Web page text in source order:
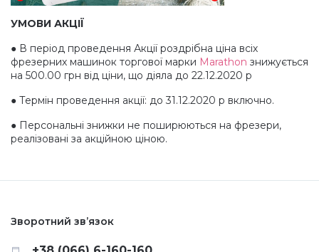
Гель-фарба Art Gel
4D гель-пластилін для ліплення
Лосьйони та креми для рук і ніг
Ремувери для педикюру
Скраби і пілінги
Засоби для обробки порізів
Насадки корундові
Насадки полірувальні
Насадки для педикюру, пододиски
Лампи для манікюру
Пилки, бафи, полірувальники
Пензлики для нігтів
Лаки та лікувальні засоби
Аксесуари, пінцети
Хна для біотату і брів
Трафарети для тату, біотату
Мікс
Мікс Осінь
Мікс Різдво
3D Трикутники
УМОВИ АКЦІЇ
● В період проведення Акції роздрібна ціна всіх
фрезерних машинок торгової марки Marathon знижується
на 500.00 грн від ціни, що діяла до 22.12.2020 р
● Термін проведення акції: до 31.12.2020 р включно.
● Персональні знижки не поширюються на фрезери,
реалізовані за акційною ціною.
Зворотний зв’язок